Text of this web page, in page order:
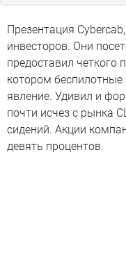
Презентация
инвесторов. Они
предоставил четкого
котором
явление. Удивил и
почти исчез с рынка
сидений. Акции
девять процентов.